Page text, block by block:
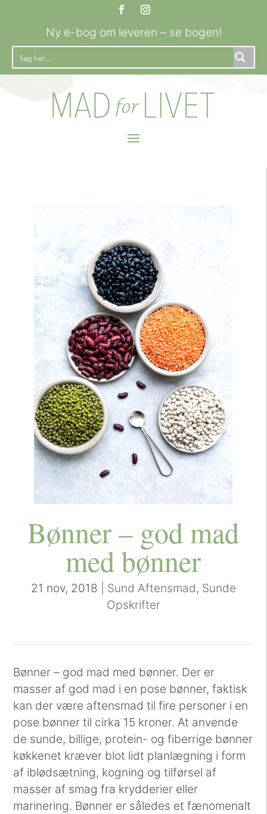
Ny e-bog om leveren – se bogen!
Bønner – god mad
med bønner
21 nov, 2018 Sund Aftensmad, Sunde
Opskrifter
Bønner – god mad med bønner. Der er
masser af god mad i en pose bønner, faktisk
kan der være aftensmad til fire personer i en
pose bønner til cirka 15 kroner. At anvende
de sunde, billige, protein- og fiberrige bønner
køkkenet kræver blot lidt planlægning i form
af iblødsætning, kogning og tilførsel af
masser af smag fra krydderier eller
marinering. Bønner er således et fænomenalt